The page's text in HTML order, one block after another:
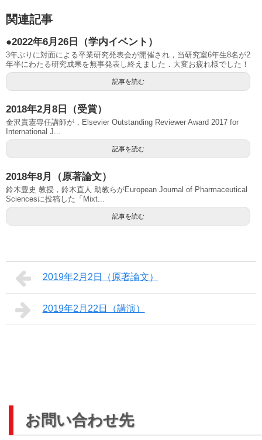
関連記事
●2022年6月26日（学内イベント）
3年ぶりに対面による卒業研究発表会が開催され，当研究室6年生8名が2
年半にわたる研究成果を無事発表し終えました．大変お疲れ様でした！
記事を読む
2018年2月8日（受賞）
金沢貴憲専任講師が，Elsevier Outstanding Reviewer Award 2017 for
International J...
記事を読む
2018年8月（原著論文）
鈴木豊史 教授，鈴木直人 助教らがEuropean Journal of Pharmaceutical
Sciencesに投稿した「Mixt...
記事を読む
2019年2月2日（原著論文）
2019年2月22日（講演）
お問い合わせ先